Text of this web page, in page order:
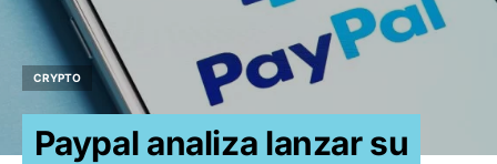
CRYPTO
Paypal analiza lanzar su